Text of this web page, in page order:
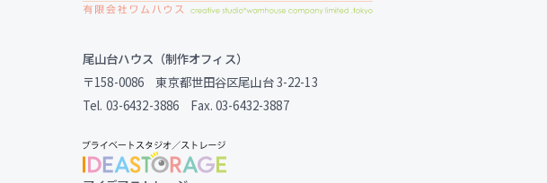
尾山台ハウス（制作オフィス）
〒158-0086 東京都世田谷区尾山台 3-22-13
Tel. 03-6432-3886 Fax. 03-6432-3887